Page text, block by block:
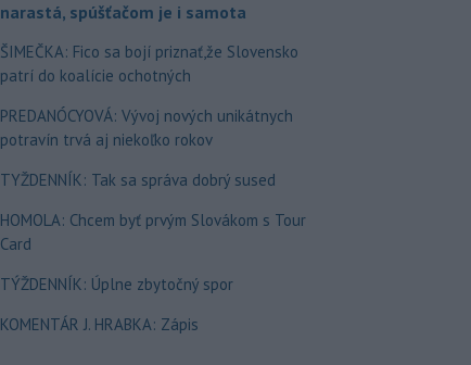
narastá, spúšťačom je i samota
ŠIMEČKA: Fico sa bojí priznať,že Slovensko
patrí do koalície ochotných
PREDANÓCYOVÁ: Vývoj nových unikátnych
potravín trvá aj niekoľko rokov
TYŽDENNÍK: Tak sa správa dobrý sused
HOMOLA: Chcem byť prvým Slovákom s Tour
Card
TÝŽDENNÍK: Úplne zbytočný spor
KOMENTÁR J. HRABKA: Zápis